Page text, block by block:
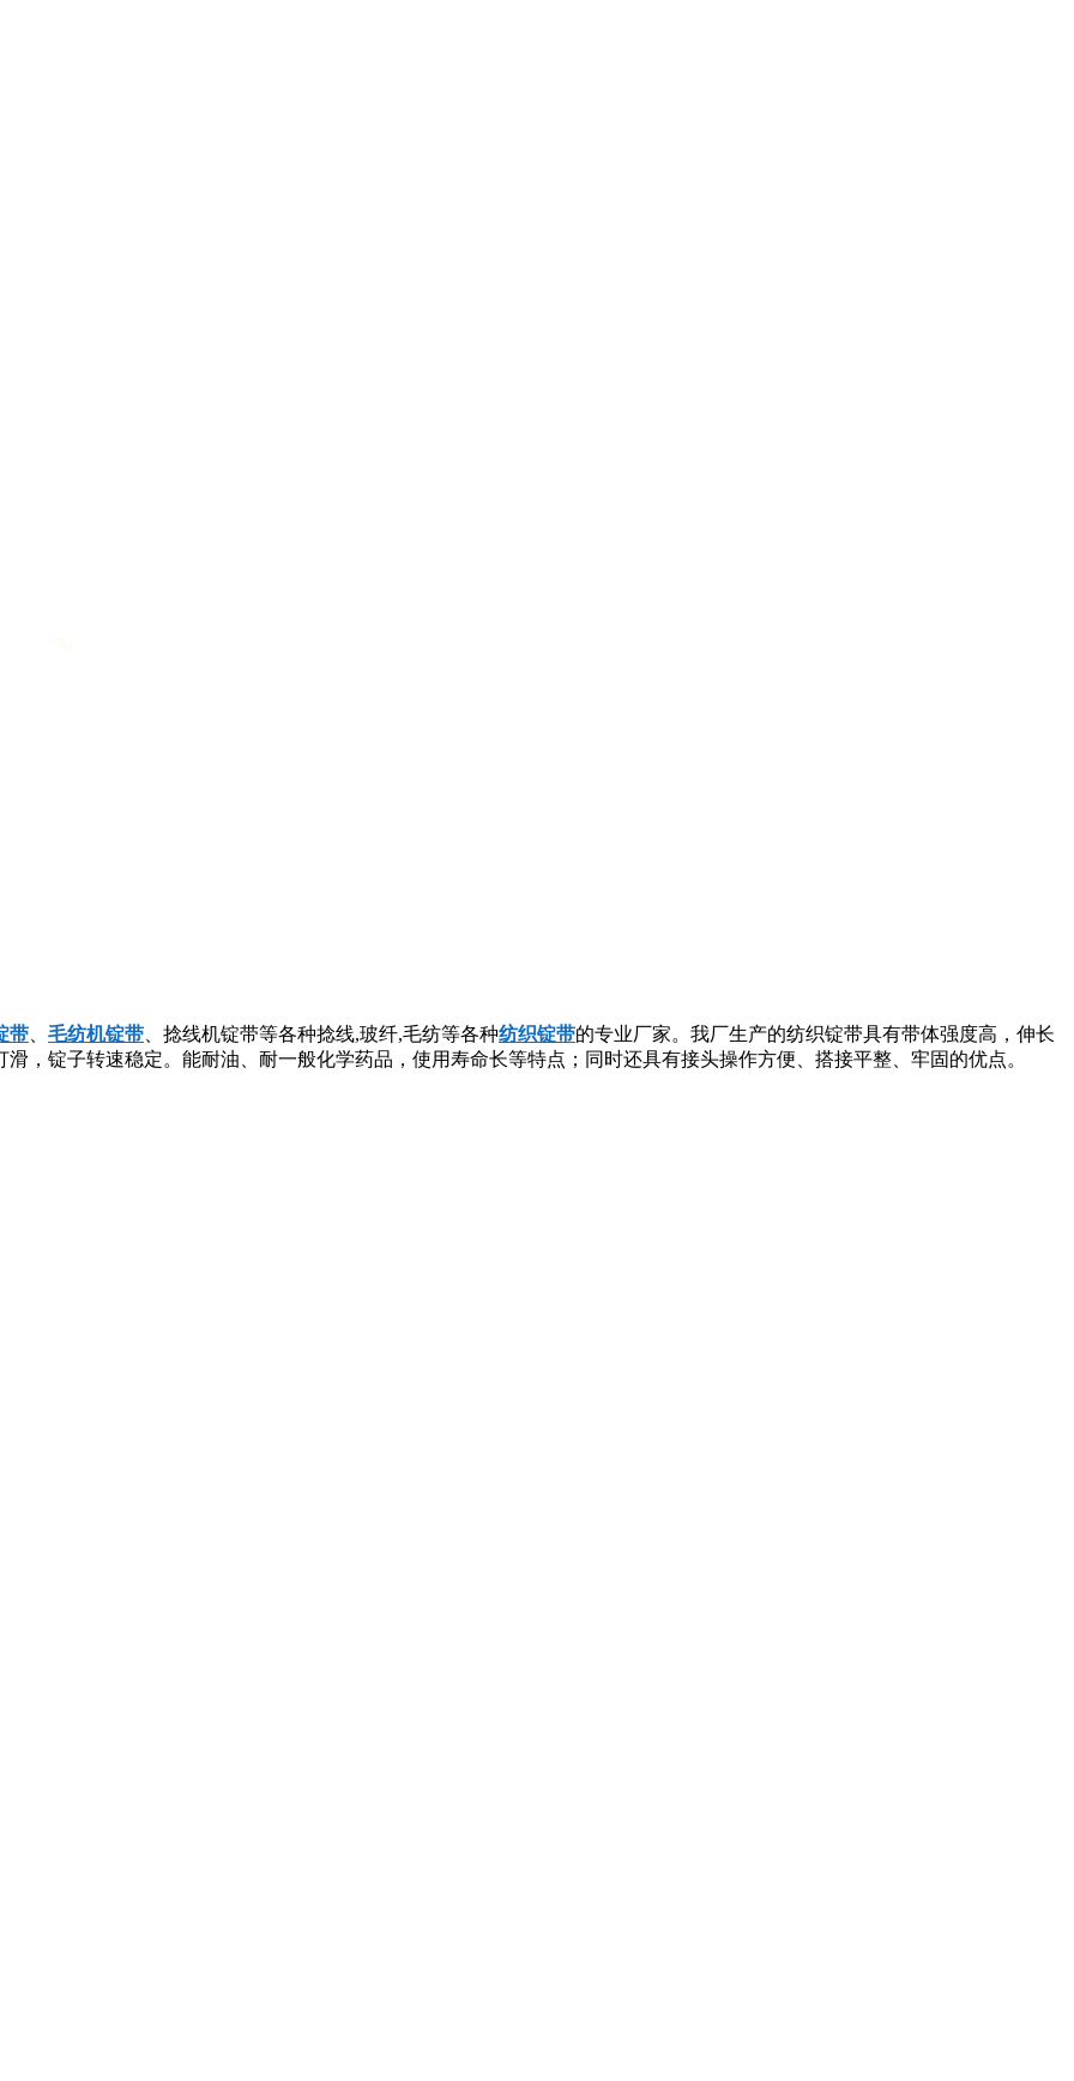
带 毛纺机锭带 、捻线机锭带等各种捻线,玻纤,毛纺等各种纺织锭带的专业厂家。我厂生产的纺织锭带具有带体强度高，伸长
，锭子转速稳定。能耐油、耐一般化学药品，使用寿命长等特点；同时还具有接头操作方便、搭接平整、牢固的优点。